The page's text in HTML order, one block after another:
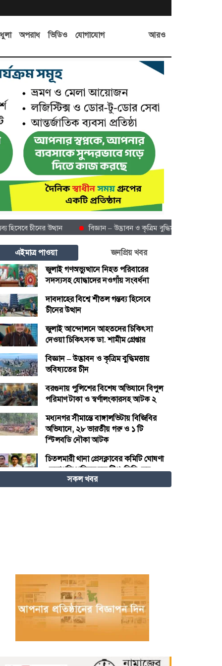
অপরাধ ভিডিও যোগাযোগ আরও
চীনের উত্থান বিজ্ঞান – উদ্ভাবন ও কৃত্রিম বুদ্ধিমত্তায় ভবিষ্যতের চীন
এইমাত্র পাওয়া
জনপ্রিয় খবর
জুলাই গণঅভ্যুত্থানে নিহত পরিবারের
সদস্যসহ যোদ্ধাদের নওগাঁয় সংবর্ধনা
দাবদাহের বিশ্বে শীতল গন্তব্য হিসেবে
চীনের উত্থান
জুলাই আন্দোলনে আহতদের চিকিৎসা
দেওয়া চিকিৎসক ডা. শামীম গ্রেপ্তার
বিজ্ঞান – উদ্ভাবন ও কৃত্রিম বুদ্ধিমত্তায়
ভবিষ্যতের চীন
বরগুনায় পুলিশের বিশেষ অভিযানে বিপুল
পরিমাণ টাকা ও স্বর্ণালংকারসহ আটক ২
মধ্যনগর সীমান্তে বাঙ্গালভিটায় বিজিবির
অভিযানে, ২৮ ভারতীয় গরু ও ১ টি
স্টিলবডি নৌকা আটক
চিতলমারী থানা প্রেসক্লাবের কমিটি ঘোষণা
: সভাপতি শহিদুল হক টিপু, সিনি: সহ
সভাপতি মো: আজাদ খান, সাধারণ
খুলনার রূপসায় অভিযান চালিয়ে ১০
কেজি গাঁজাসহ দুইজন মাদক ব্যবসায়ীকে
গ্রেফতার করেছে র‍্যাব-৬
নওগাঁয় পানিতে ডুবে নবদম্পতির মৃত্যু,
সিকিউরিটি ক্লাব গঠনের ঘোষণা জাতীয়
সকল খবর